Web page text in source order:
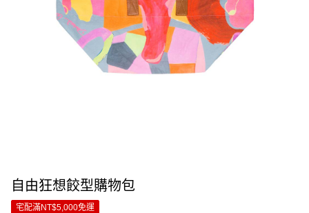
自由狂想餃型購物包
宅配滿NT$5,000免運